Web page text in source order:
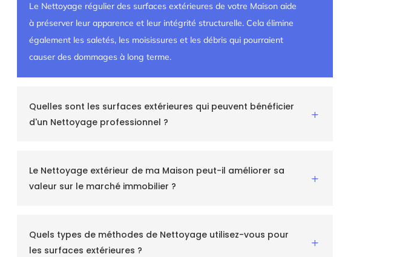
Le Nettoyage régulier des surfaces extérieures de votre Maison aide
à préserver leur apparence et leur intégrité structurelle. Cela élimine
également les saletés, les moisissures et les débris qui pourraient
causer des dommages à long terme.
L
Quelles sont les surfaces extérieures qui peuvent bénéficier
d'un Nettoyage professionnel ?
L
Le Nettoyage extérieur de ma Maison peut-il améliorer sa
valeur sur le marché immobilier ?
L
Quels types de méthodes de Nettoyage utilisez-vous pour
les surfaces extérieures ?